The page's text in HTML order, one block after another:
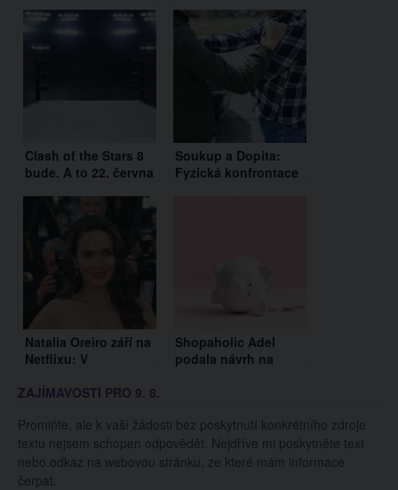
Clash of the Stars 8
bude. A to 22. června
Soukup a Dopita:
Fyzická konfrontace
Natalia Oreiro září na
Netflixu: V
Tábor s mámou hraje
Shopaholic Adel
podala návrh na
nepřiznání příjmů
ZAJÍMAVOSTI PRO 9. 8.
Promiňte, ale k vaší žádosti bez poskytnutí konkrétního zdroje
textu nejsem schopen odpovědět. Nejdříve mi poskytněte text
nebo odkaz na webovou stránku, ze které mám informace
čerpat.